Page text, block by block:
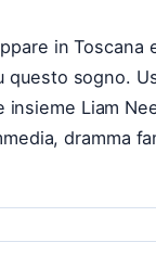
in
questo sogno.
insieme Liam
dramma